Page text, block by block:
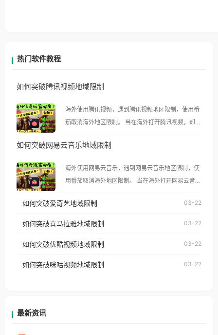
热门软件教程
如何突破腾讯视频地域限制
海外使用腾讯视频，遇到腾讯视频地区限制，使用番
茄取消海外地区限制。 当在海外打开腾讯视频，却突
示语。 海外用户如香港、澳门、台湾、美国、加拿
像其他音乐平台一样，出现地区及版权限制问题，且
仅能在中国大陆地区播放。 遇到这个问题的朋友们，
台湾、美国、加拿大、澳大利亚、欧洲等国家和地区
权限制所困扰。
如何突破网易云音乐地域限制
海外使用网易云音乐，遇到网易云音乐地区限制，使
用番茄取消海外地区限制。 当在海外打开网易云音
播放”的提示语。 海外用户如香港、澳门、台湾、美
制问题，且仅能在中国大陆地区播放。 遇到这个问题
户收听网易云音乐地区版权限制」的问题，无论人在
如何突破爱奇艺地域限制 03-22
如何突破喜马拉雅地域限制 03-22
如何突破优酷视频地域限制 03-22
如何突破咪咕视频地域限制 03-22
最新资讯